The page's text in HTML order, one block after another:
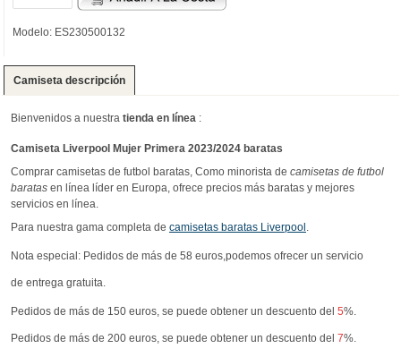
Modelo: ES230500132
Camiseta descripción
Bienvenidos a nuestra tienda en línea :
Camiseta Liverpool Mujer Primera 2023/2024 baratas
Comprar camisetas de futbol baratas, Como minorista de camisetas de futbol
baratas en línea líder en Europa, ofrece precios más baratas y mejores
servicios en línea.
Para nuestra gama completa de camisetas baratas Liverpool .
Nota especial: Pedidos de más de 58 euros,podemos ofrecer un servicio
de entrega gratuita.
Pedidos de más de 150 euros, se puede obtener un descuento del 5%.
Pedidos de más de 200 euros, se puede obtener un descuento del 7%.